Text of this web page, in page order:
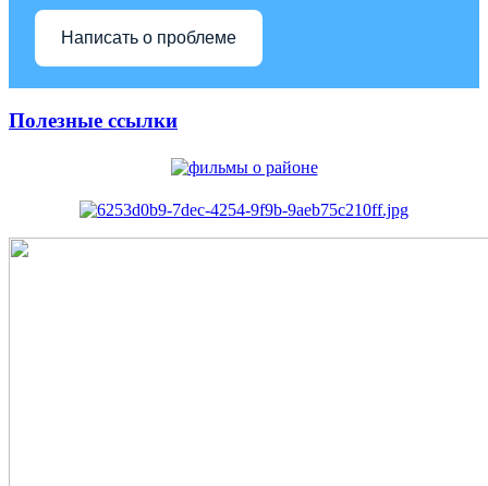
Написать о проблеме
Полезные ссылки